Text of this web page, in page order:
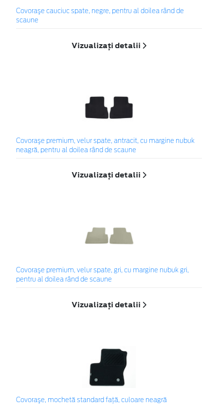
Covoraşe cauciuc spate, negre, pentru al doilea rând de
scaune
Vizualizați detalii
Covoraşe premium, velur spate, antracit, cu margine nubuk
neagră, pentru al doilea rând de scaune
Vizualizați detalii
Covoraşe premium, velur spate, gri, cu margine nubuk gri,
pentru al doilea rând de scaune
Vizualizați detalii
Covoraşe, mochetă standard faţă, culoare neagră